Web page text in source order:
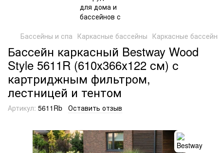
Бассейны и спа Каркасные бассейны Каркасные
Бассейн каркасный Bestway Wood
Style 5611R (610х366х122 см) с
картриджным фильтром,
лестницей и тентом
Артикул: 5611Rb Оставить отзыв